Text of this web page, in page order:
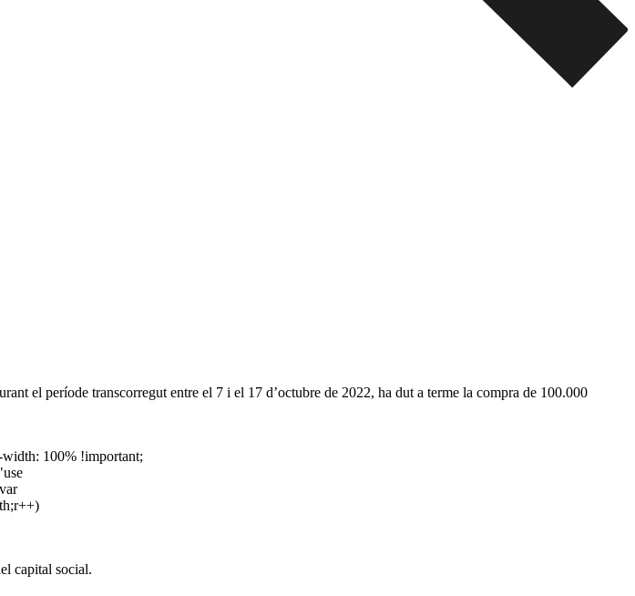
el període transcorregut entre el 7 i el 17 d’octubre de 2022, ha dut a terme la compra de 100.000
100% !important;
capital social.